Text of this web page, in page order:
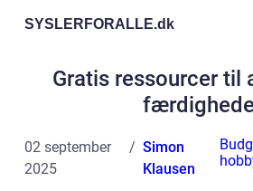
SYSLERFORALLE.dk
Gratis ressourcer til
02 september
2025
Simon
Klausen